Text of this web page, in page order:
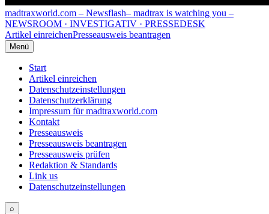
madtraxworld.com – Newsflash– madtrax is watching you –
NEWSROOM · INVESTIGATIV · PRESSEDESK
Artikel einreichenPresseausweis beantragen
Menü
Start
Artikel einreichen
Datenschutzeinstellungen
Datenschutzerklärung
Impressum für madtraxworld.com
Kontakt
Presseausweis
Presseausweis beantragen
Presseausweis prüfen
Redaktion & Standards
Link us
Datenschutzeinstellungen
⌕